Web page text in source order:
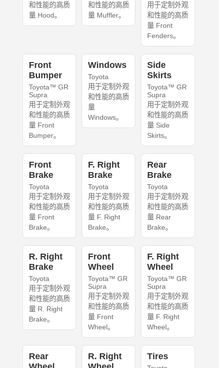
和性能的高质
量 Hood。
和性能的高质
量 Muffler。
用于定制外观
和性能的高质
量 Front
Fenders。
Front
Bumper
Toyota™ GR
Supra
用于定制外观
和性能的高质
量 Front
Bumper。
Windows
Toyota
用于定制外观
和性能的高质
量
Windows。
Side
Skirts
Toyota™ GR
Supra
用于定制外观
和性能的高质
量 Side
Skirts。
Front
Brake
Toyota
用于定制外观
和性能的高质
量 Front
Brake。
F. Right
Brake
Toyota
用于定制外观
和性能的高质
量 F. Right
Brake。
Rear
Brake
Toyota
用于定制外观
和性能的高质
量 Rear
Brake。
R. Right
Brake
Toyota
用于定制外观
和性能的高质
量 R. Right
Brake。
Front
Wheel
Toyota™ GR
Supra
用于定制外观
和性能的高质
量 Front
Wheel。
F. Right
Wheel
Toyota™ GR
Supra
用于定制外观
和性能的高质
量 F. Right
Wheel。
Rear
R. Right
Tires